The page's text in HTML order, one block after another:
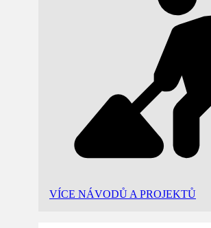
VÍCE NÁVODŮ A PROJEKTŮ